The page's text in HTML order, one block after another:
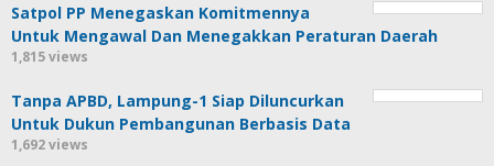
Satpol PP Menegaskan Komitmennya
Untuk Mengawal Dan Menegakkan Peraturan Daerah
1,815 views
Tanpa APBD, Lampung-1 Siap Diluncurkan
Untuk Dukun Pembangunan Berbasis Data
1,692 views